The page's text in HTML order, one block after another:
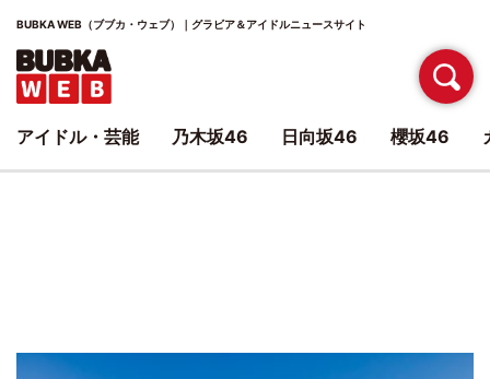
BUBKA WEB（ブブカ・ウェブ）｜グラビア＆アイドルニュースサイト
アイドル・芸能 乃木坂46 日向坂46 櫻坂46